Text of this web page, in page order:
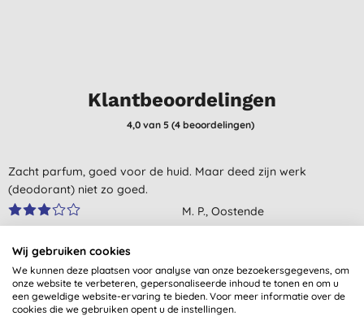
Klantbeoordelingen
4,0van 5 (4 beoordelingen)
Zacht parfum, goed voor de huid. Maar deed zijn werk
(deodorant) niet zo goed.
M. P., Oostende
Zeer tevreden. Lekkere geur en het biedt lange tijd
bescherming.
M. U., Spijkenisse
Wij gebruiken cookies
We kunnen deze plaatsen voor analyse van onze bezoekersgegevens, om
onze website te verbeteren, gepersonaliseerde inhoud te tonen en om u
een geweldige website-ervaring te bieden. Voor meer informatie over de
cookies die we gebruiken opent u de instellingen.